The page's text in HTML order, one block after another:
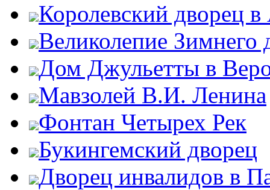
Королевский дворец
Великолепие
Дом Джульетты в
Мавзолей В.И. Ленина
Фонтан Четырех Рек
Букингемский дворец
Дворец инвалидов в